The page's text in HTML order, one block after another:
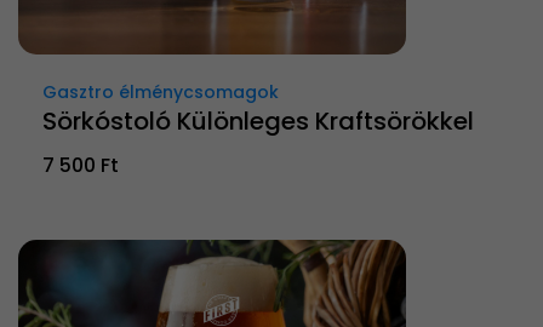
Gasztro élménycsomagok
Sörkóstoló Különleges Kraftsörökkel
7 500 Ft